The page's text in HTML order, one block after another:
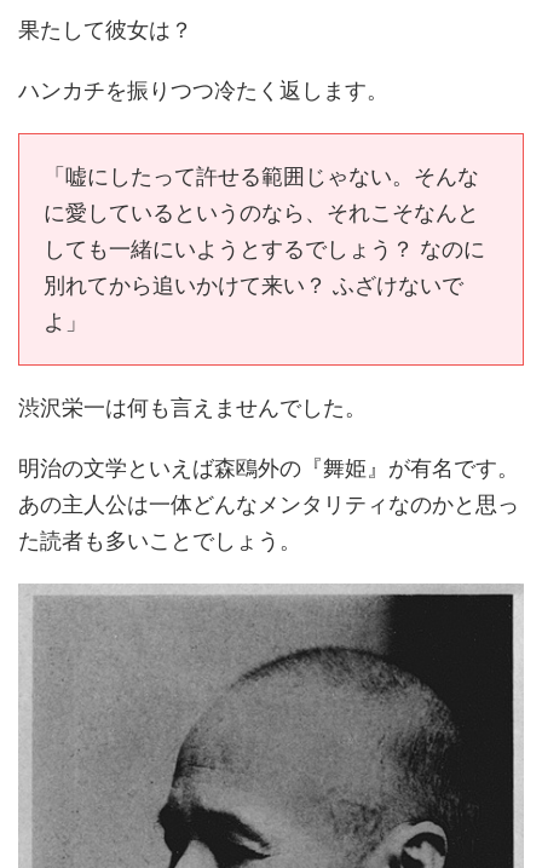
果たして彼女は？
ハンカチを振りつつ冷たく返します。
「嘘にしたって許せる範囲じゃない。そんな
に愛しているというのなら、それこそなんと
しても一緒にいようとするでしょう？ なのに
別れてから追いかけて来い？ ふざけないで
よ」
渋沢栄一は何も言えませんでした。
明治の文学といえば森鴎外の『舞姫』が有名です。
あの主人公は一体どんなメンタリティなのかと思っ
た読者も多いことでしょう。